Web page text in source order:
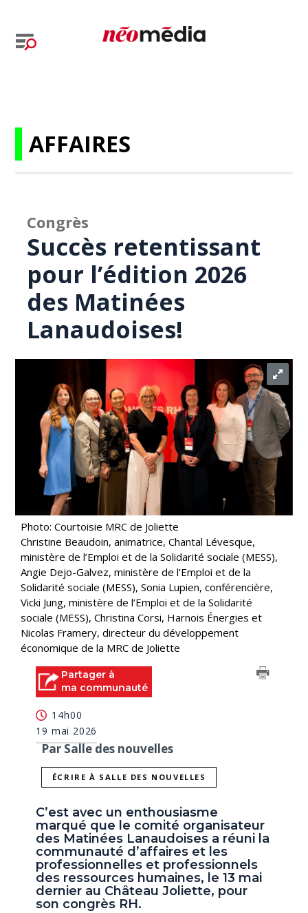
AFFAIRES
Congrès
Succès retentissant
pour l’édition 2026
des Matinées
Lanaudoises!
Photo: Courtoisie MRC de Joliette
Christine Beaudoin, animatrice, Chantal Lévesque,
ministère de l’Emploi et de la Solidarité sociale (MESS),
Angie Dejo-Galvez, ministère de l’Emploi et de la
Solidarité sociale (MESS), Sonia Lupien, conférencière,
Vicki Jung, ministère de l’Emploi et de la Solidarité
sociale (MESS), Christina Corsi, Harnois Énergies et
Nicolas Framery, directeur du développement
économique de la MRC de Joliette
Partager à
ma communauté
14h00
19 mai 2026
Par Salle des nouvelles
ÉCRIRE À SALLE DES NOUVELLES
C’est avec un enthousiasme
marqué que le comité organisateur
des Matinées Lanaudoises a réuni la
communauté d’affaires et les
professionnelles et professionnels
des ressources humaines, le 13 mai
dernier au Château Joliette, pour
son congrès RH.